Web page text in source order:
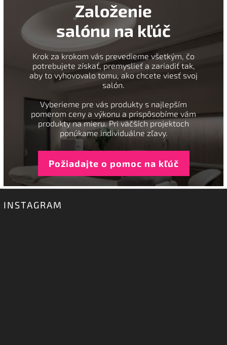
Založenie
salónu na kľúč
Krok za krokom vás prevedieme všetkým, čo
potrebujete získať, premyslieť a zariadiť tak,
aby to vyhovovalo tomu, ako chcete viesť svoj
salón.
Vyberieme pre vás produkty s najlepším
pomerom ceny a výkonu a prispôsobíme vám
produkty na mieru. Pri väčších projektoch
ponúkame individuálne zľavy.
Požiadajte o pomoc na kľúč
INSTAGRAM